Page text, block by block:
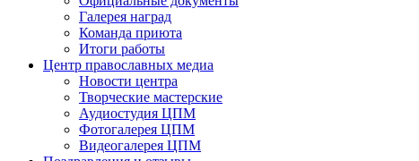
Галерея наград
Команда приюта
Итоги работы
Центр православных медиа
Новости центра
Творческие мастерские
Аудиостудия ЦПМ
Фотогалерея ЦПМ
Видеогалерея ЦПМ